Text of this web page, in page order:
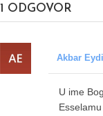
1 ODGOVOR
Akbar Eydi
U ime